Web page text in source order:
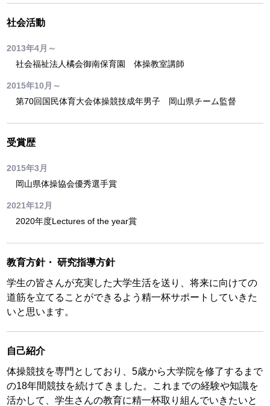
社会活動
2013年4月～
社会福祉法人橘会御南保育園 体操教室講師
2015年10月～
第70回国民体育大会体操競技成年男子 岡山県チーム監督
受賞歴
2015年3月
岡山県体操協会優秀選手賞
2021年12月
2020年度Lectures of the year賞
教育方針・ 研究指導方針
学生の皆さんが充実した大学生活を送り、将来に向けての
道筋を立てることができるよう精一杯サポートしていきた
いと思います。
自己紹介
体操競技を専門としており、5歳から大学院を修了するまで
の18年間競技を続けてきました。これまでの経験や知識を
活かして、学生さんの教育に精一杯取り組んでいきたいと